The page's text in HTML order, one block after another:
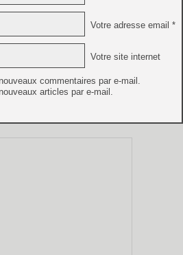
Votre adresse email *
Votre site internet
commentaires par e-mail.
articles par e-mail.